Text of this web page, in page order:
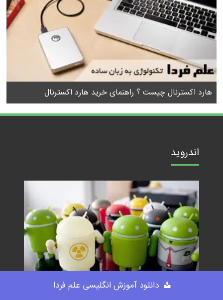
هارد اکسترنال چیست ؟ راهنمای خرید هارد اکسترنال
اندروید
دانلود آموزش انگلیسی علم فردا